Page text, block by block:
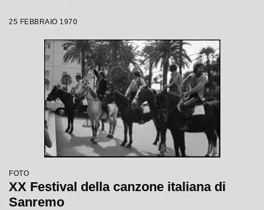
25 FEBBRAIO 1970
FOTO
XX Festival della canzone italiana di
Sanremo